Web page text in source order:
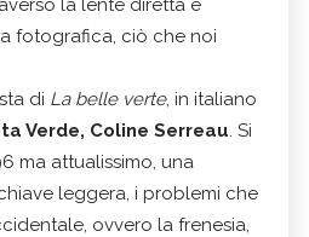
la lente diretta e
fotografica, ciò che noi
di La belle verte, in italiano
Verde, Coline Serreau. Si
ma attualissimo, una
leggera, i problemi che
ovvero la frenesia,